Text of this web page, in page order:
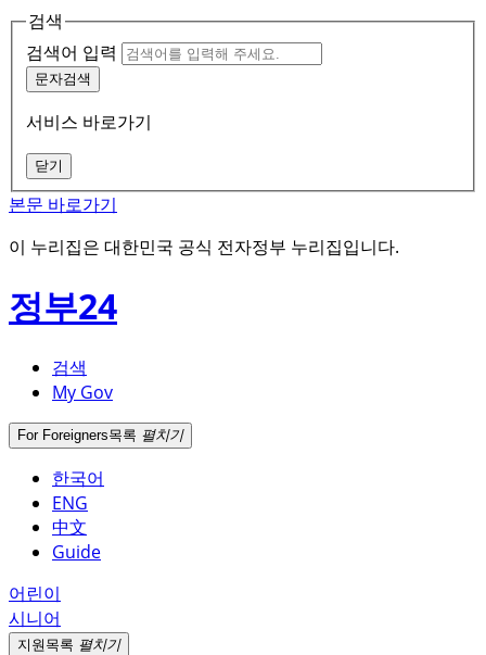
검색
검색어 입력
문자검색
서비스 바로가기
닫기
본문 바로가기
이 누리집은 대한민국 공식 전자정부 누리집입니다.
정부24
검색
My Gov
For Foreigners목록 펼치기
한국어
ENG
中文
Guide
어린이
시니어
지원 목록 펼치기